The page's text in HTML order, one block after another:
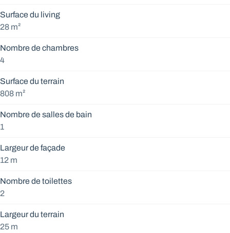
Surface du living
28 m²
Nombre de chambres
4
Surface du terrain
808 m²
Nombre de salles de bain
1
Largeur de façade
12 m
Nombre de toilettes
2
Largeur du terrain
25 m